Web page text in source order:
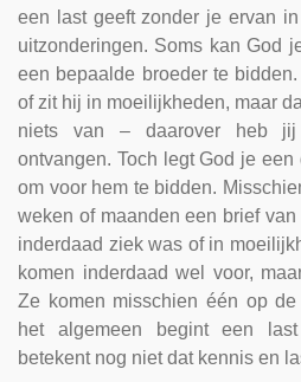
een last geeft zonder je ervan
uitzonderingen. Soms kan God
een bepaalde broeder te
of zit hij in moeilijkheden, maar
niets van – daarover heb jij
ontvangen. Toch legt God je
om voor hem te bidden.
weken of maanden een brief
inderdaad ziek was of in
komen inderdaad wel voor,
Ze komen misschien één op
het algemeen begint een
betekent nog niet dat kennis en